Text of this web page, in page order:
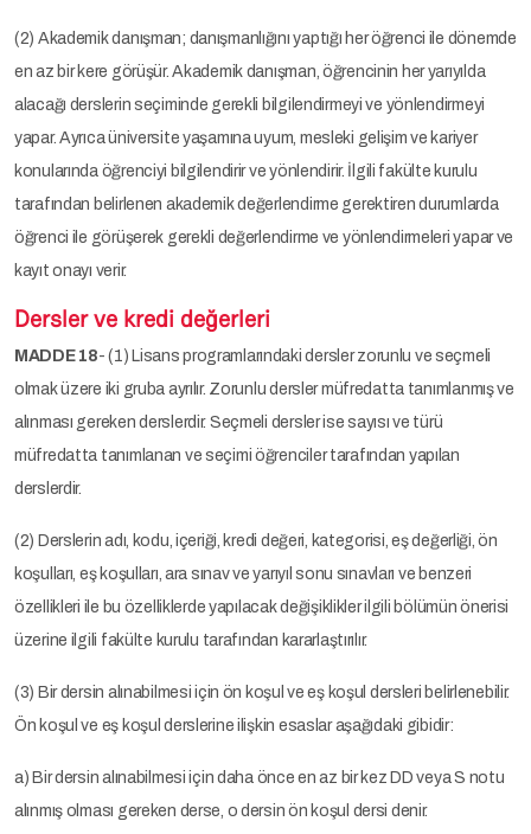
(2) Akademik danışman; danışmanlığını yaptığı her öğrenci ile dönemde
en az bir kere görüşür. Akademik danışman, öğrencinin her yarıyılda
alacağı derslerin seçiminde gerekli bilgilendirmeyi ve yönlendirmeyi
yapar. Ayrıca üniversite yaşamına uyum, mesleki gelişim ve kariyer
konularında öğrenciyi bilgilendirir ve yönlendirir. İlgili fakülte kurulu
tarafından belirlenen akademik değerlendirme gerektiren durumlarda
öğrenci ile görüşerek gerekli değerlendirme ve yönlendirmeleri yapar ve
kayıt onayı verir.
Dersler ve kredi değerleri
MADDE 18- (1) Lisans programlarındaki dersler zorunlu ve seçmeli
olmak üzere iki gruba ayrılır. Zorunlu dersler müfredatta tanımlanmış ve
alınması gereken derslerdir. Seçmeli dersler ise sayısı ve türü
müfredatta tanımlanan ve seçimi öğrenciler tarafından yapılan
derslerdir.
(2) Derslerin adı, kodu, içeriği, kredi değeri, kategorisi, eş değerliği, ön
koşulları, eş koşulları, ara sınav ve yarıyıl sonu sınavları ve benzeri
özellikleri ile bu özelliklerde yapılacak değişiklikler ilgili bölümün önerisi
üzerine ilgili fakülte kurulu tarafından kararlaştırılır.
(3) Bir dersin alınabilmesi için ön koşul ve eş koşul dersleri belirlenebilir.
Ön koşul ve eş koşul derslerine ilişkin esaslar aşağıdaki gibidir:
a) Bir dersin alınabilmesi için daha önce en az bir kez DD veya S notu
alınmış olması gereken derse, o dersin ön koşul dersi denir.